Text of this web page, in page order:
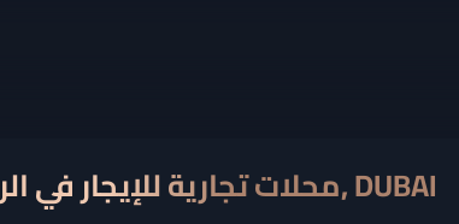
محلات تجارية للإيجار في الريم 3, DUBAI